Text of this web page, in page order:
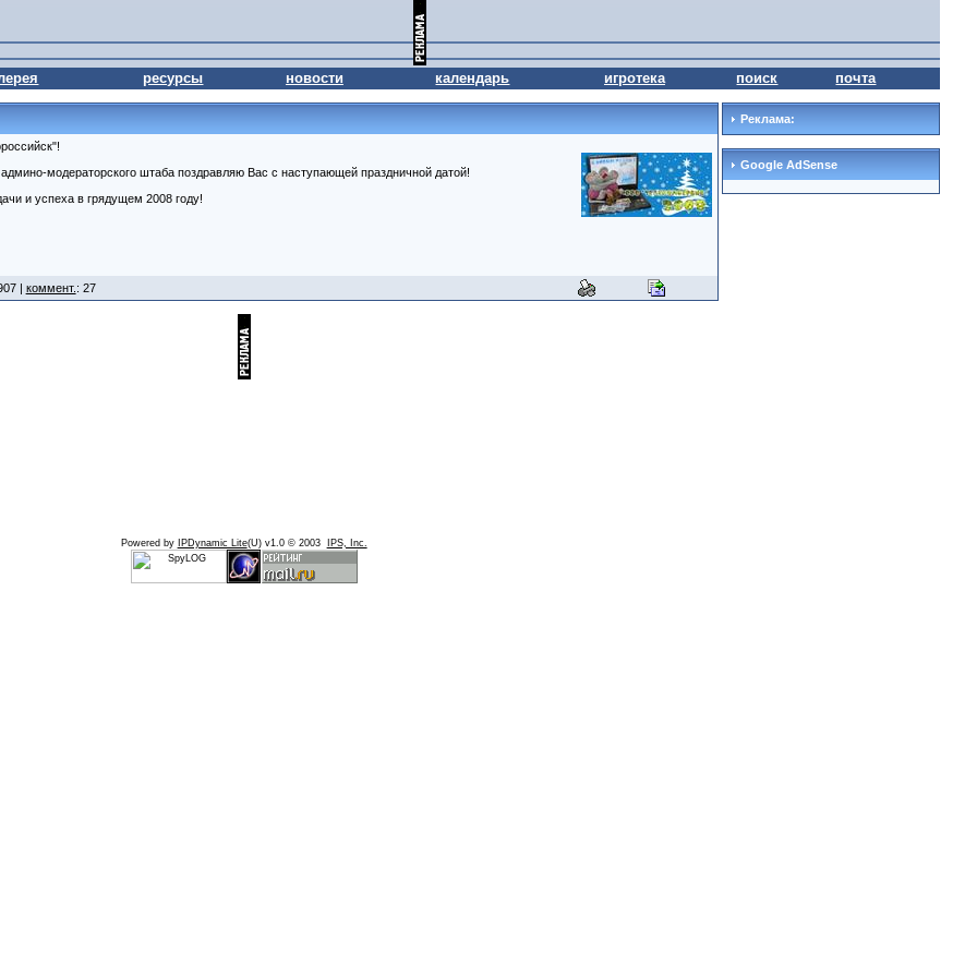
ресурсы новости календарь игротека поиск почта
модераторского штаба поздравляю Вас с наступающей праздничной датой!
и успеха в грядущем 2008 году!
| коммент. : 27
Реклама:
Google AdSense
Powered by IPDynamic Lite(U) v1.0 © 2003 IPS, Inc.